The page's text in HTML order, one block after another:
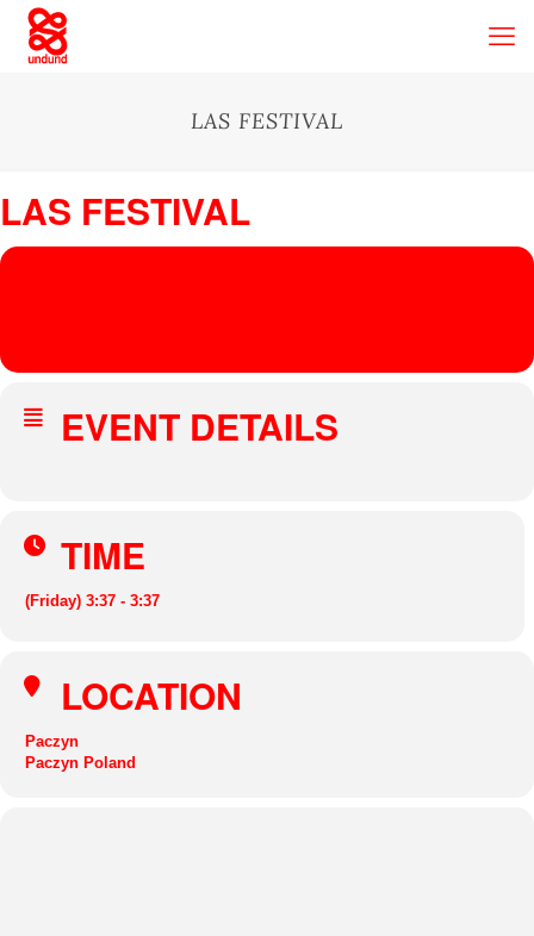
LAS FESTIVAL
LAS FESTIVAL
EVENT DETAILS
TIME
(Friday) 3:37 - 3:37
LOCATION
Paczyn
Paczyn Poland